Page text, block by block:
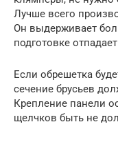
Лучше всего
Он выдерживает
подготовке
Если обрешетка
сечение брусьев
Крепление панели
щелчков быть не